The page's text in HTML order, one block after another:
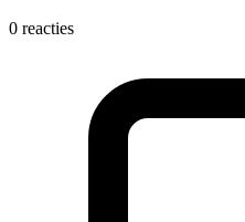
0 reacties